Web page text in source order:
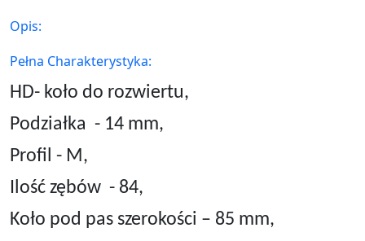
Opis:
Pełna Charakterystyka:
HD- koło do rozwiertu,
Podziałka - 14 mm,
Profil - M,
Ilość zębów - 84,
Koło pod pas szerokości – 85 mm,